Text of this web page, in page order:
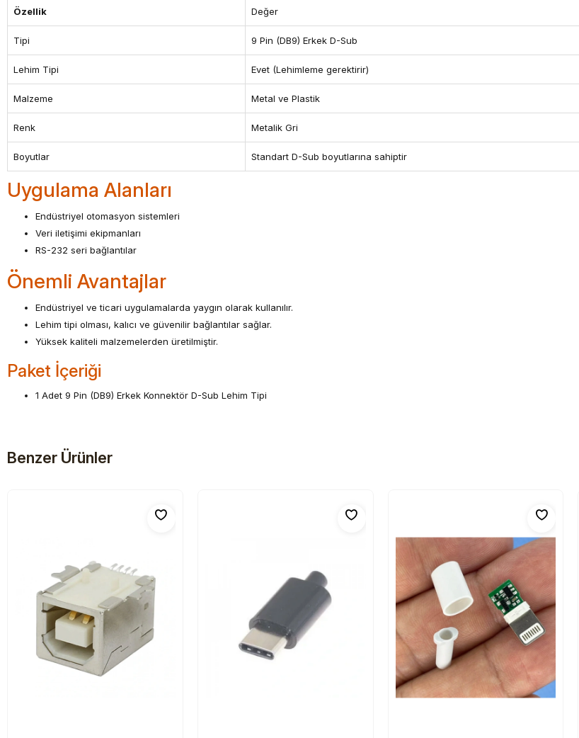
Özellik Değer
Tipi 9 Pin (DB9) Erkek D-Sub
Lehim Tipi Evet (Lehimleme gerektirir)
Malzeme Metal ve Plastik
Renk Metalik Gri
Boyutlar Standart D-Sub boyutlarına sahiptir
Uygulama Alanları
Endüstriyel otomasyon sistemleri
Veri iletişimi ekipmanları
RS-232 seri bağlantılar
Önemli Avantajlar
Endüstriyel ve ticari uygulamalarda yaygın olarak kullanılır.
Lehim tipi olması, kalıcı ve güvenilir bağlantılar sağlar.
Yüksek kaliteli malzemelerden üretilmiştir.
Paket İçeriği
1 Adet 9 Pin (DB9) Erkek Konnektör D-Sub Lehim Tipi
Benzer Ürünler